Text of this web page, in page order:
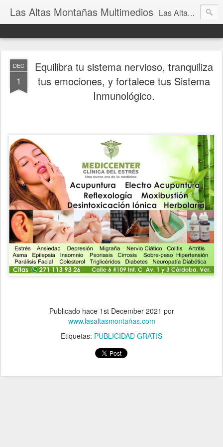
Las Altas Montañas Multimedios Las Altas Montañas Multimedios
DEC
1
Equilibra tu sistema nervioso, tranquiliza
tus emociones, y fortalece tus Sistema
Inmunológico.
Publicado hace 1st December 2021 por
www.lasaltasmontañas.com
Etiquetas: PUBLICIDAD GRATIS